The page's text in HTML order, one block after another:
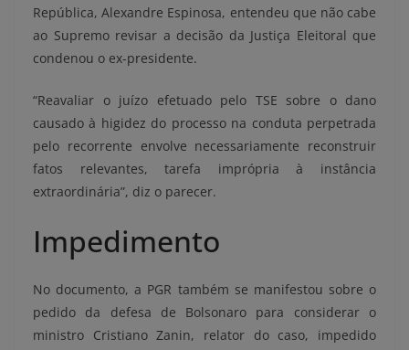
República, Alexandre Espinosa, entendeu que não cabe
ao Supremo revisar a decisão da Justiça Eleitoral que
condenou o ex-presidente.
“Reavaliar o juízo efetuado pelo TSE sobre o dano
causado à higidez do processo na conduta perpetrada
pelo recorrente envolve necessariamente reconstruir
fatos relevantes, tarefa imprópria à instância
extraordinária”, diz o parecer.
Impedimento
No documento, a PGR também se manifestou sobre o
pedido da defesa de Bolsonaro para considerar o
ministro Cristiano Zanin, relator do caso, impedido